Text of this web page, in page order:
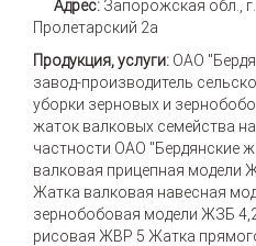
Адрес: Запорожская обл., г.
Пролетарский 2а
Продукция, услуги: OАО
завод-производитель
уборки зерновых и
жаток валковых семейства
частности OАО "Бердянские
валковая прицепная модели
Жатка валковая навесная
зернобобовая модели ЖЗБ
рисовая ЖВР 5 Жатка